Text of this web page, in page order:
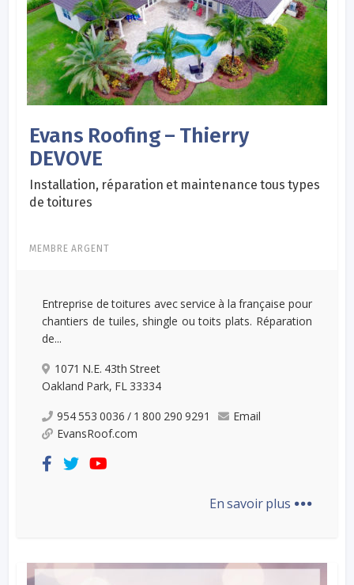
Evans Roofing – Thierry
DEVOVE
Installation, réparation et maintenance tous types
de toitures
MEMBRE ARGENT
Entreprise de toitures avec service à la française pour
chantiers de tuiles, shingle ou toits plats. Réparation
de...
1071 N.E. 43th Street
Oakland Park, FL 33334
954 553 0036 / 1 800 290 9291
Email
EvansRoof.com
En savoir plus ...